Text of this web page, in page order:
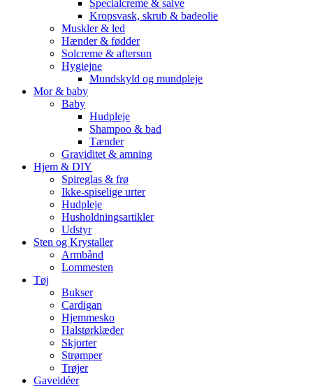
Specialcreme & salve
Kropsvask, skrub & badeolie
Muskler & led
Hænder & fødder
Solcreme & aftersun
Hygiejne
Mundskyld og mundpleje
Mor & baby
Baby
Hudpleje
Shampoo & bad
Tænder
Graviditet & amning
Hjem & DIY
Spireglas & frø
Ikke-spiselige urter
Hudpleje
Husholdningsartikler
Udstyr
Sten og Krystaller
Armbånd
Lommesten
Tøj
Bukser
Cardigan
Hjemmesko
Halstørklæder
Skjorter
Strømper
Trøjer
Gaveidéer